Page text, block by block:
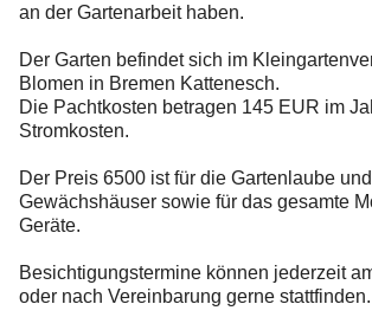
an der Gartenarbeit haben.
Der Garten befindet sich im
Blomen in Bremen Kattenesch.
Die Pachtkosten betragen 145 EUR im
Stromkosten.
Der Preis 6500 ist für die Gartenlaube und
Gewächshäuser sowie für das gesamte
Geräte.
Besichtigungstermine können jederzeit
oder nach Vereinbarung gerne stattfinden.